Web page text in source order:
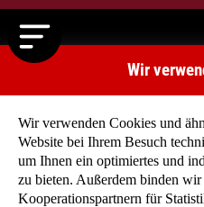
Startseite »
Wir
Wir verwenden Cookies und
Website bei Ihrem Besuch
um Ihnen ein optimiertes und
zu bieten. Außerdem binden
Kooperationspartnern für